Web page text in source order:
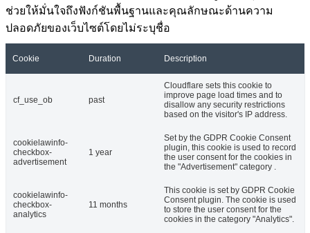
ช่วยให้มั่นใจถึงฟังก์ชันพื้นฐานและคุณลักษณะด้านความ
ปลอดภัยของเว็บไซต์โดยไม่ระบุชื่อ
Cookie Duration Description
cf_use_ob past
Cloudflare sets this cookie to
improve page load times and to
disallow any security restrictions
based on the visitor's IP address.
cookielawinfo-
checkbox-
advertisement
1 year
Set by the GDPR Cookie Consent
plugin, this cookie is used to record
the user consent for the cookies in
the "Advertisement" category .
cookielawinfo-
checkbox-
analytics
11 months
This cookie is set by GDPR Cookie
Consent plugin. The cookie is used
to store the user consent for the
cookies in the category "Analytics".